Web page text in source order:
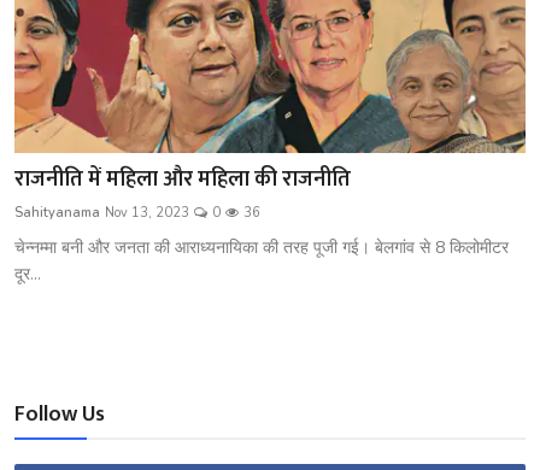
राजनीति में महिला और महिला की राजनीति
Sahityanama Nov 13, 2023 0 36
चेन्नम्मा बनी और जनता की आराध्यनायिका की तरह पूजी गई। बेलगांव से 8 किलोमीटर
दूर...
Follow Us